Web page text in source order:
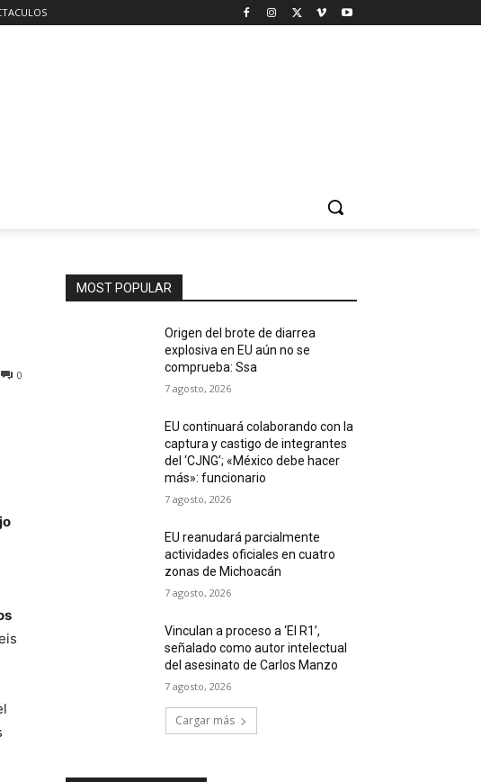
0
MOST POPULAR
Origen del brote de diarrea
explosiva en EU aún no se
comprueba: Ssa
7 agosto, 2026
EU continuará colaborando con la
captura y castigo de integrantes
del ‘CJNG’; «México debe hacer
más»: funcionario
7 agosto, 2026
EU reanudará parcialmente
actividades oficiales en cuatro
zonas de Michoacán
7 agosto, 2026
Vinculan a proceso a ‘El R1’,
señalado como autor intelectual
del asesinato de Carlos Manzo
7 agosto, 2026
Cargar más